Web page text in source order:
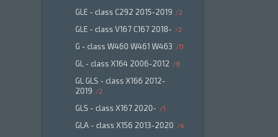
GLE - class C292 2015-2019 2
GLE - class V167 C167 2018- 2
G - class W460 W461 W463 11
GL - class X164 2006-2012 8
GL GLS - class X166 2012-
2019
2
GLS - class X167 2020- 1
GLA - class X156 2013-2020 4